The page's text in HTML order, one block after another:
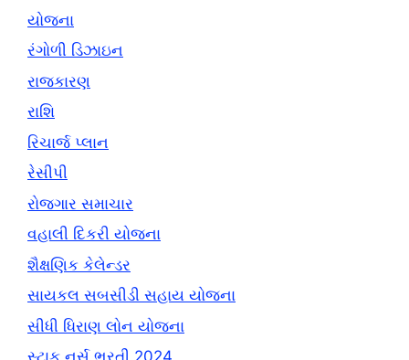
યોજના
રંગોળી ડિઝાઇન
રાજકારણ
રાશિ
રિચાર્જ પ્લાન
રેસીપી
રોજગાર સમાચાર
વહાલી દિકરી યોજના
શૈક્ષણિક કેલેન્ડર
સાયકલ સબસીડી સહાય યોજના
સીધી ધિરાણ લોન યોજના